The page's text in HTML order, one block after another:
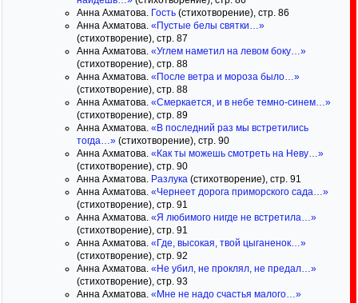
Анна Ахматова. Гость (стихотворение), стр. 86
Анна Ахматова. «Пустые белы святки…»
(стихотворение), стр. 87
Анна Ахматова. «Углем наметил на левом боку…»
(стихотворение), стр. 88
Анна Ахматова. «После ветра и мороза было…»
(стихотворение), стр. 88
Анна Ахматова. «Смеркается, и в небе темно-синем…»
(стихотворение), стр. 89
Анна Ахматова. «В последний раз мы встретились
тогда…» (стихотворение), стр. 90
Анна Ахматова. «Как ты можешь смотреть на Неву…»
(стихотворение), стр. 90
Анна Ахматова. Разлука (стихотворение), стр. 91
Анна Ахматова. «Чернеет дорога приморского сада…»
(стихотворение), стр. 91
Анна Ахматова. «Я любимого нигде не встретила…»
(стихотворение), стр. 91
Анна Ахматова. «Где, высокая, твой цыганенок…»
(стихотворение), стр. 92
Анна Ахматова. «Не убил, не проклял, не предал…»
(стихотворение), стр. 93
Анна Ахматова. «Мне не надо счастья малого…»